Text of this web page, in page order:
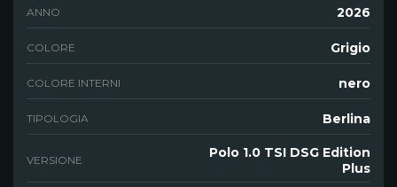
ANNO 2026
COLORE Grigio
COLORE INTERNI nero
TIPOLOGIA Berlina
VERSIONE
Polo 1.0 TSI DSG Edition
Plus